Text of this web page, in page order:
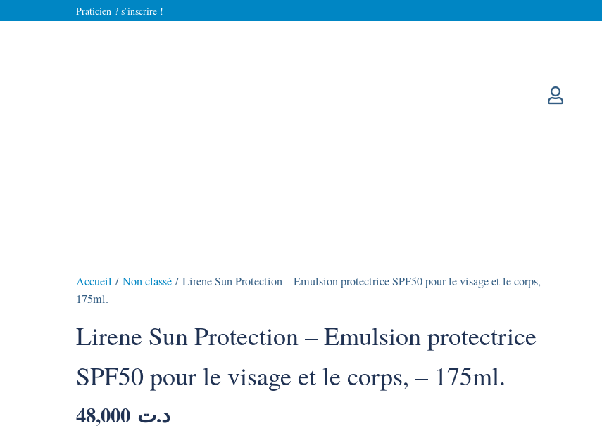
Praticien ? s’inscrire !
Accueil / Non classé/ Lirene Sun Protection – Emulsion protectrice SPF50 pour le visage et le corps, –
175ml.
Lirene Sun Protection – Emulsion protectrice
SPF50 pour le visage et le corps, – 175ml.
د.ت 48,000